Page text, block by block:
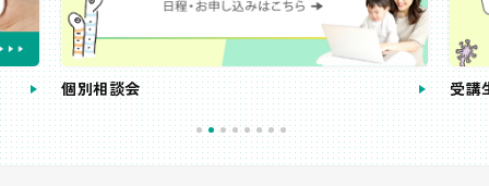
個別相談会 受講